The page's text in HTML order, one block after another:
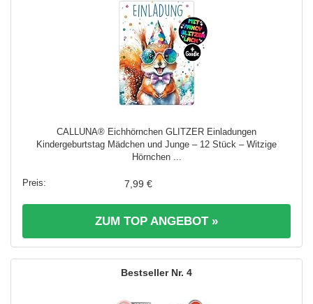
CALLUNA® Eichhörnchen GLITZER Einladungen
Kindergeburtstag Mädchen und Junge – 12 Stück – Witzige
Hörnchen ...
7,99 €
ZUM TOP ANGEBOT »
4